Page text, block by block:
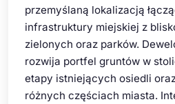
przemyślaną lokalizacją
infrastruktury miejskiej z
zielonych oraz parków.
rozwija portfel gruntów w
etapy istniejących osiedli
różnych częściach miasta.